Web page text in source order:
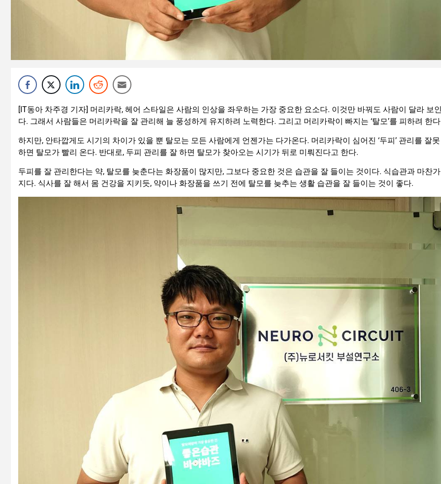
[IT동아 차주경 기자] 머리카락, 헤어 스타일은 사람의 인상을 좌우하는 가장 중요한 요소다. 이것만 바꿔도 사람이 달라 보
다. 그래서 사람들은 머리카락을 잘 관리해 늘 풍성하게 유지하려 노력한다. 그리고 머리카락이 빠지는 ‘탈모’를 피하려 한
하지만, 안타깝게도 시기의 차이가 있을 뿐 탈모는 모든 사람에게 언젠가는 다가온다. 머리카락이 심어진 ‘두피’ 관리를 잘못
하면 탈모가 빨리 온다. 반대로, 두피 관리를 잘 하면 탈모가 찾아오는 시기가 뒤로 미뤄진다고 한다.
두피를 잘 관리한다는 약, 탈모를 늦춘다는 화장품이 많지만, 그보다 중요한 것은 습관을 잘 들이는 것이다. 식습관과 마찬가
지다. 식사를 잘 해서 몸 건강을 지키듯, 약이나 화장품을 쓰기 전에 탈모를 늦추는 생활 습관을 잘 들이는 것이 좋다.